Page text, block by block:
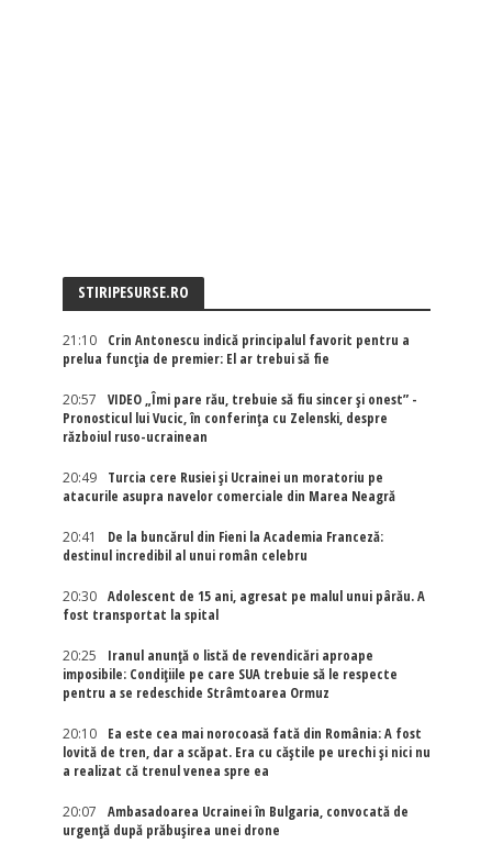
STIRIPESURSE.RO
21:10
Crin Antonescu indică principalul favorit pentru a
prelua funcția de premier: El ar trebui să fie
20:57
VIDEO „Îmi pare rău, trebuie să fiu sincer și onest” -
Pronosticul lui Vucic, în conferința cu Zelenski, despre
războiul ruso-ucrainean
20:49
Turcia cere Rusiei și Ucrainei un moratoriu pe
atacurile asupra navelor comerciale din Marea Neagră
20:41
De la buncărul din Fieni la Academia Franceză:
destinul incredibil al unui român celebru
20:30
Adolescent de 15 ani, agresat pe malul unui pârău. A
fost transportat la spital
20:25
Iranul anunță o listă de revendicări aproape
imposibile: Condițiile pe care SUA trebuie să le respecte
pentru a se redeschide Strâmtoarea Ormuz
20:10
Ea este cea mai norocoasă fată din România: A fost
lovită de tren, dar a scăpat. Era cu căștile pe urechi și nici nu
a realizat că trenul venea spre ea
20:07
Ambasadoarea Ucrainei în Bulgaria, convocată de
urgență după prăbușirea unei drone